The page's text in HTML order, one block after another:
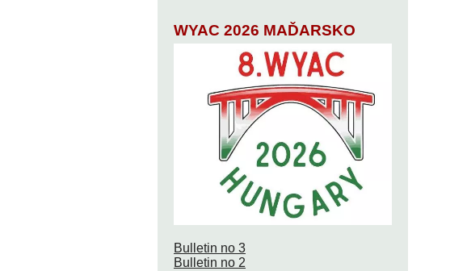
WYAC 2026 MAĎARSKO
Bulletin no 3
Bulletin no 2